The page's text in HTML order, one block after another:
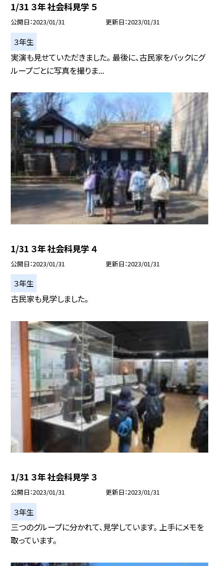
1/31 ３年 社会科見学 ５
公開日 2023/01/31 更新日 2023/01/31
３年生
実演も見せていただきました。 最後に、古民家をバックにグ
ループごとに写真を撮りま...
1/31 ３年 社会科見学 ４
公開日 2023/01/31 更新日 2023/01/31
３年生
古民家も見学しました。
1/31 ３年 社会科見学 ３
公開日 2023/01/31 更新日 2023/01/31
３年生
三つのグループに分かれて、見学しています。 上手にメモを
取っています。